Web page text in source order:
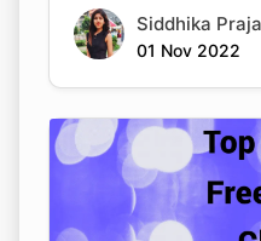
Siddhika
01 Nov 2022